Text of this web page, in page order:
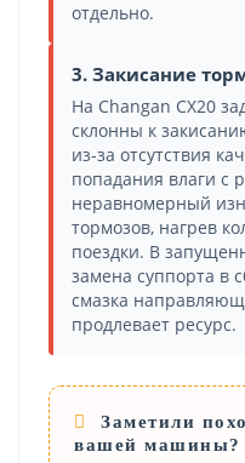
отдельно.
3. Закисание
На Changan CX20
склонны к
из-за отсутствия
попадания влаги с
неравномерный
тормозов, нагрев
поездки. В
замена суппорта в
смазка
продлевает ресурс.
Заметили
вашей машины?